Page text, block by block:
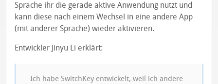
Sprache ihr die gerade aktive Anwendung nutzt und
kann diese nach einem Wechsel in eine andere App
(mit anderer Sprache) wieder aktivieren.
Entwickler Jinyu Li erklärt:
Ich habe SwitchKey entwickelt, weil ich andere